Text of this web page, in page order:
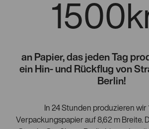
an Papier, das jeden Tag
ein Hin- und Rückflug von
Berlin!
In 24 Stunden produzieren wir
Verpackungspapier auf 8,62 m Breite.